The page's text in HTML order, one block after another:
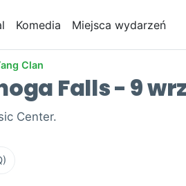
Komedia Miejsca wydarzeń
Clan
Falls - 9
Center.